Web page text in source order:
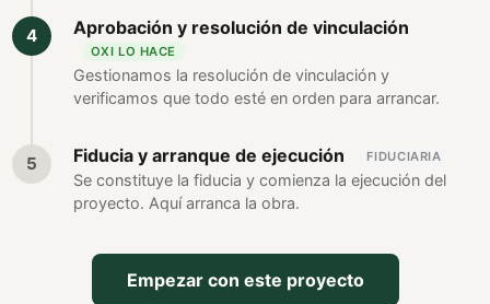
Aprobación y resolución de vinculación
OXI LO HACE
Gestionamos la resolución de vinculación y
verificamos que todo esté en orden para arrancar.
Fiducia y arranque de ejecución FIDUCIARIA
Se constituye la fiducia y comienza la ejecución del
proyecto. Aquí arranca la obra.
Empezar con este proyecto